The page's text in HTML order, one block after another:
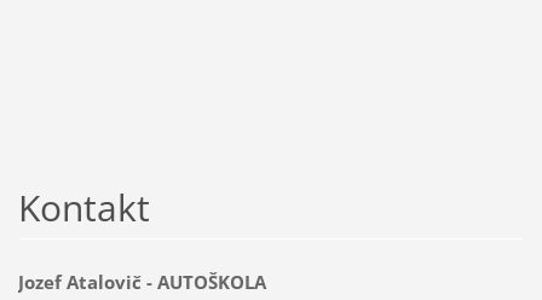
Kontakt
Jozef Atalovič - AUTOŠKOLA